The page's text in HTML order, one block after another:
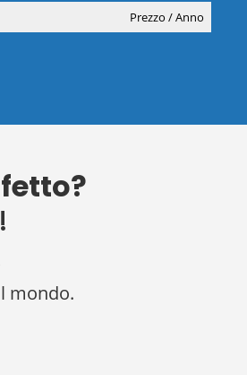
Prezzo / Anno
mondo.